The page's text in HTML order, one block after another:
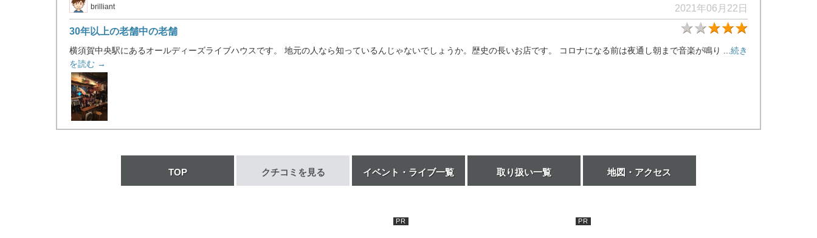
brilliant 2021年06月22日
30年以上の老舗中の老舗
横須賀中央駅にあるオールディーズライブハウスです。 地元の人なら知っているんじゃないでしょうか。歴史の長いお店です。 コロナになる前は夜通し朝まで音楽が鳴り ... 続き
を読む →
TOP クチコミを見る イベント・ライブ一覧 取り扱い一覧 地図・アクセス